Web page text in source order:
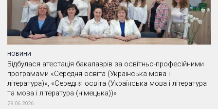
НОВИНИ
Відбулася атестація бакалаврів за освітньо-професійними
програмами «Середня освіта (Українська мова і
література)», «Середня освіта (Українська мова і література
та мова і література (німецька))»
29.06.2026